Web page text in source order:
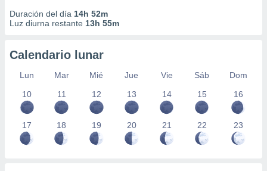
Duración del día 14h 52m
Luz diurna restante 13h 55m
Calendario lunar
Lun Mar Mié Jue Vie Sáb
Dom
10
11 12 13 14 15 16
17 18 19 20 21 22 23